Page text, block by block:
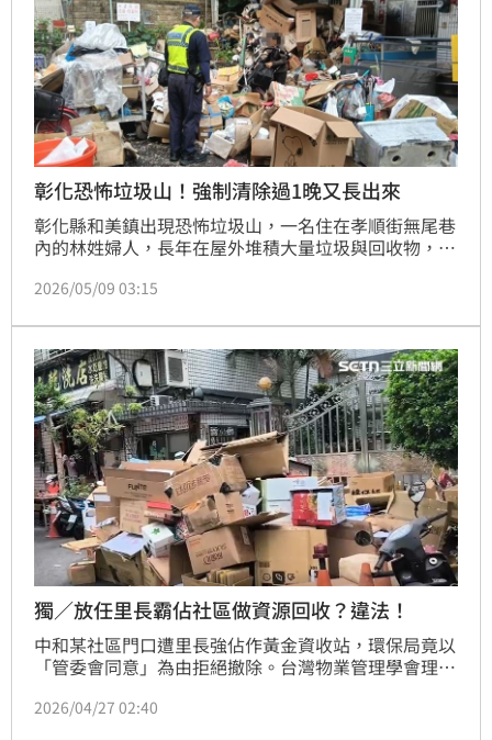
彰化恐怖垃圾山！強制清除過1晚又長出來
彰化縣和美鎮出現恐怖垃圾山，一名住在孝順街無尾巷
內的林姓婦人，長年在屋外堆積大量垃圾與回收物，周
堪言。環保局7日會同清潔隊到場強制清除，原以為能
滿家門口。離譜狀況讓鄰居崩潰直喊「太可怕」。和美
清潔隊表示，將祭出「每月監控」絕招，要求林婦限期
改善、開罰並收取代清運費，透過三管齊下，杜絕垃圾
堆積問題。
2026/05/09 03:15
獨／放任里長霸佔社區做資源回收？違法！
中和某社區門口遭里長強佔作黃金資收站，環保局竟以
「管委會同意」為由拒絕撤除。台灣物業管理學會理事
途已逾越職權，且多數決不可侵害少數人財產權。環保
2026/04/27 02:40